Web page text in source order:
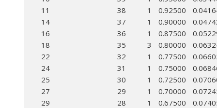
11
38 1 0.92500
14
37 1 0.90000
16
36 1 0.87500
18
35 3 0.80000
22
32 1 0.77500
24
31 1 0.75000
25
30 1 0.72500
27
29 1 0.70000
29
28 1 0.67500